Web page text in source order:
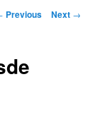
Previous Next →